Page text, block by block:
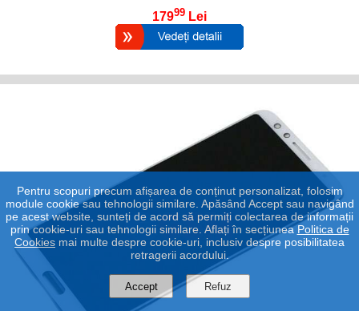
17999 Lei
Pentru scopuri precum afișarea de conținut personalizat, folosim
module cookie sau tehnologii similare. Apăsând Accept sau navigând
pe acest website, sunteți de acord să permiți colectarea de informații
prin cookie-uri sau tehnologii similare. Aflați în secțiuneaPolitica de
Cookies mai multe despre cookie-uri, inclusiv despre posibilitatea
retragerii acordului.